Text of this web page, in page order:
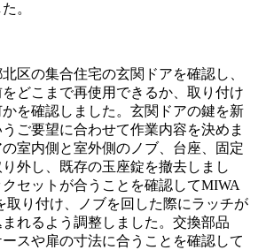
。
区の集合住宅の玄関ドアを確認し、
どこまで再使用できるか、取り付け
を確認しました。玄関ドアの鍵を新
ご要望に合わせて作業内容を決めま
室内側と室外側のノブ、台座、固定
外し、既存の玉座錠を撤去しまし
セットが合うことを確認してMIWA
取り付け、ノブを回した際にラッチが
れるよう調整しました。交換部品
スや扉の寸法に合うことを確認して